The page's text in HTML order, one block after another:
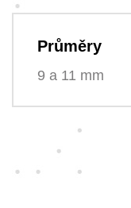
Průměry
9 a 11 mm